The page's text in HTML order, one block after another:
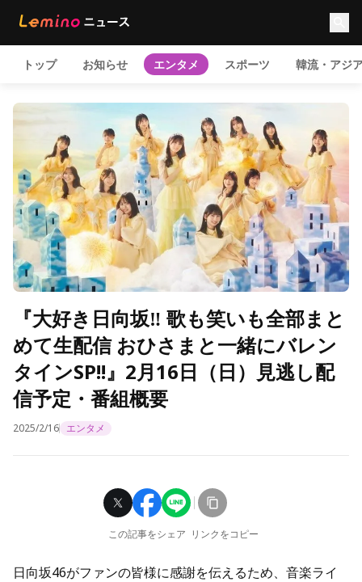
トップ お知らせ エンタメ スポーツ 韓流・アジ
『大好き日向坂‼ 歌も笑いも全部まと
めて生配信 おひさまと一緒にバレン
タインSP!!』2月16日（日）見逃し配
信予定・番組概要
2025/2/16 エンタメ
この記事をシェア リンクをコピー
日向坂46がファンの皆様に感謝を伝えるため、音楽ライ